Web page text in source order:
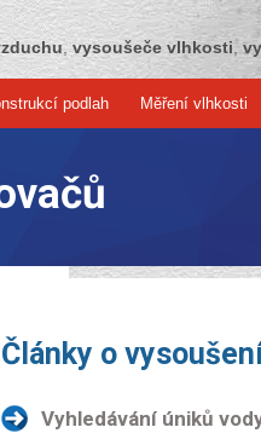
,vysoušeče vlhkosti,
podlah Měření vlhkosti
Články o
Vyhledávání úniků